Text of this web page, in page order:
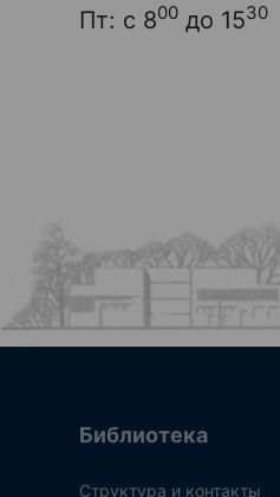
Пт: с 800 до 1530
Библиотека
Структура и контакты